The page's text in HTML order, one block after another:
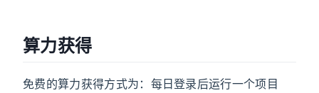
算力获得
免费的算力获得方式为：每日登录后运行一个项目